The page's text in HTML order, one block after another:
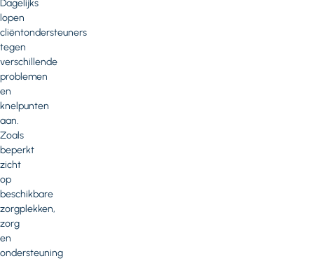
Dagelijks
lopen
cliëntondersteuners
tegen
verschillende
problemen
en
knelpunten
aan.
Zoals
beperkt
zicht
op
beschikbare
zorgplekken,
zorg
en
ondersteuning